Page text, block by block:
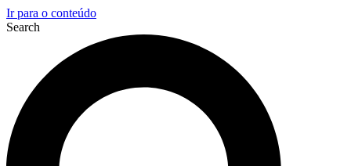
Ir para o conteúdo
Search